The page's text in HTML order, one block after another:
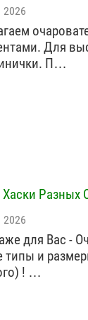
2026
Для
П…
Разных
2026
для Вас -
типы и
! …